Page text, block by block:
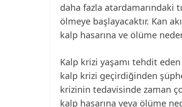
daha fazla atardamarındaki
ölmeye başlayacaktır. Kan
kalp hasarına ve ölüme
Kalp krizi yaşamı tehdit
kalp krizi geçirdiğinden
krizinin tedavisinde zaman
kalp hasarına veya ölüme